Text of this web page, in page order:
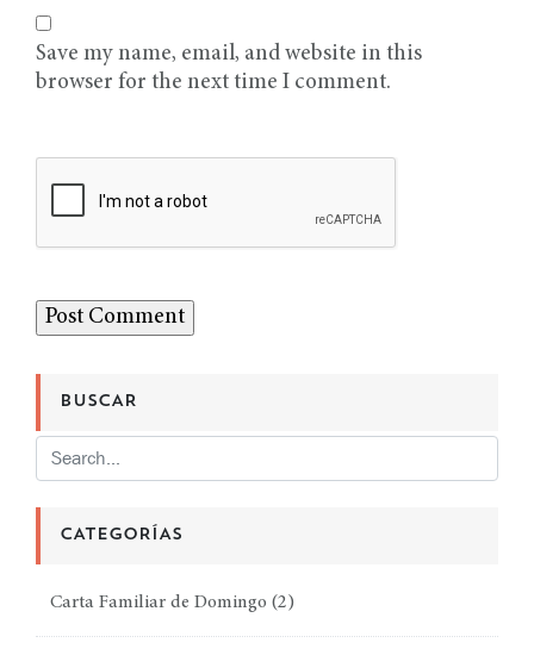
Save my name, email, and website in this
browser for the next time I comment.
BUSCAR
CATEGORÍAS
Carta Familiar de Domingo (2)